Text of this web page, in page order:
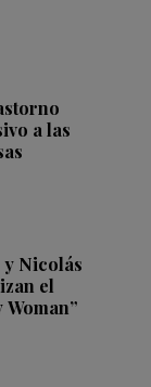
a las
Nicolás
el